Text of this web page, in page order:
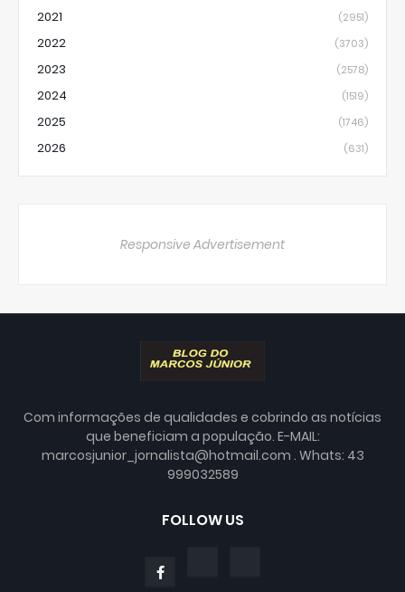
2021 (2951)
2022 (3703)
2023 (2578)
2024 (1519)
2025 (1746)
2026 (631)
Responsive Advertisement
Com informações de qualidades e cobrindo as notícias
que beneficiam a população. E-MAIL:
marcosjunior_jornalista@hotmail.com . Whats: 43
999032589
FOLLOW US